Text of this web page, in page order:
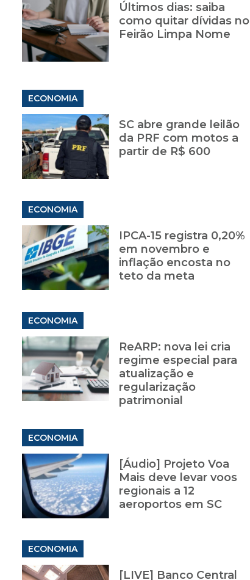
Últimos dias: saiba
como quitar dívidas no
Feirão Limpa Nome
ECONOMIA
SC abre grande leilão
da PRF com motos a
partir de R$ 600
ECONOMIA
IPCA-15 registra 0,20%
em novembro e
inflação encosta no
teto da meta
ECONOMIA
ReARP: nova lei cria
regime especial para
atualização e
regularização
patrimonial
ECONOMIA
[Áudio] Projeto Voa
Mais deve levar voos
regionais a 12
aeroportos em SC
ECONOMIA
[LIVE] Banco Central